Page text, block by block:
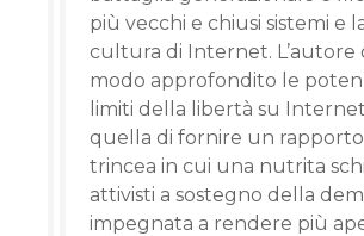
più vecchi e chiusi sistemi e
cultura di Internet. L’autore
modo approfondito le
limiti della libertà su Internet.
quella di fornire un
trincea in cui una nutrita
attivisti a sostegno della
impegnata a rendere più